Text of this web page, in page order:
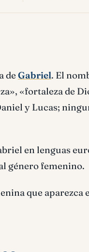
de Gabriel. El
«fortaleza de
y Lucas;
en lenguas
género femenino.
que